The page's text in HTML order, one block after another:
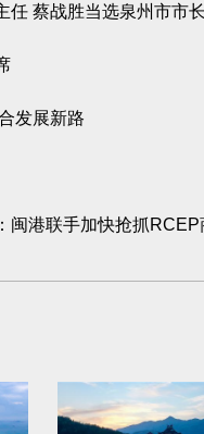
任 蔡战胜当选泉州市市长
发展新路
闽港联手加快抢抓RCEP